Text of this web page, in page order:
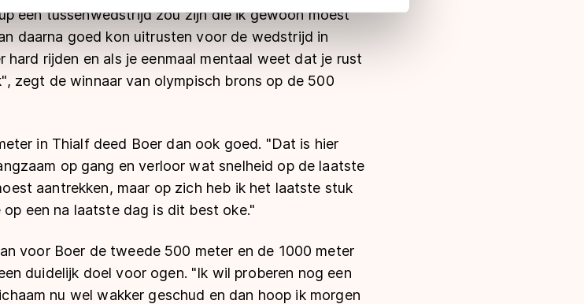
Door op ‘Toestaan’ te klikken, stemt u in met deze overdracht.
een tussenwedstrijd zou zijn die ik gewoon moest
daarna goed kon uitrusten voor de wedstrijd in
rijden en als je eenmaal mentaal weet dat je rust
zegt de winnaar van olympisch brons op de 500
in Thialf deed Boer dan ook goed. "Dat is hier
op gang en verloor wat snelheid op de laatste
aantrekken, maar op zich heb ik het laatste stuk
een na laatste dag is dit best oke."
voor Boer de tweede 500 meter en de 1000 meter
duidelijk doel voor ogen. "Ik wil proberen nog een
nu wel wakker geschud en dan hoop ik morgen